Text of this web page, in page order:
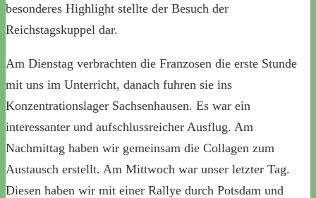
besonderes Highlight stellte der Besuch der
Reichstagskuppel dar.
Am Dienstag verbrachten die Franzosen die erste Stunde
mit uns im Unterricht, danach fuhren sie ins
Konzentrationslager Sachsenhausen. Es war ein
interessanter und aufschlussreicher Ausflug. Am
Nachmittag haben wir gemeinsam die Collagen zum
Austausch erstellt. Am Mittwoch war unser letzter Tag.
Diesen haben wir mit einer Rallye durch Potsdam und